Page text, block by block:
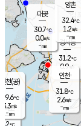
의도
℃
경서동
31.2℃
0.9m/s
-mm
대곶
30.7℃
0.0m/s
-mm
양촌
32.4℃
1.2m/s
-mm
인천(공)
29.6℃
3.3m/s
-mm
인천
31.8℃
2.6m/s
-mm